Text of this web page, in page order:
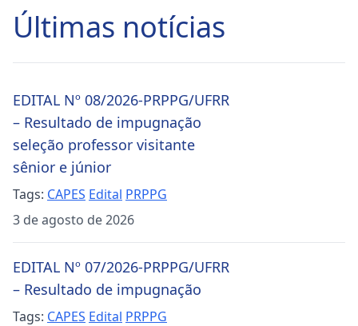
Últimas notícias
EDITAL Nº 08/2026-PRPPG/UFRR
– Resultado de impugnação
seleção professor visitante
sênior e júnior
Tags: CAPES Edital PRPPG
3 de agosto de 2026
EDITAL Nº 07/2026-PRPPG/UFRR
– Resultado de impugnação
Tags: CAPES Edital PRPPG